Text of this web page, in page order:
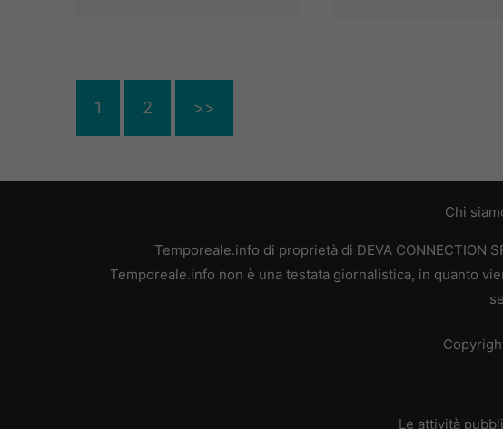
1 2 >>
Chi
Temporeale.info di proprietà di DEVA CONNECTION
Temporeale.info non è una testata giornalistica, in quanto
Le attività